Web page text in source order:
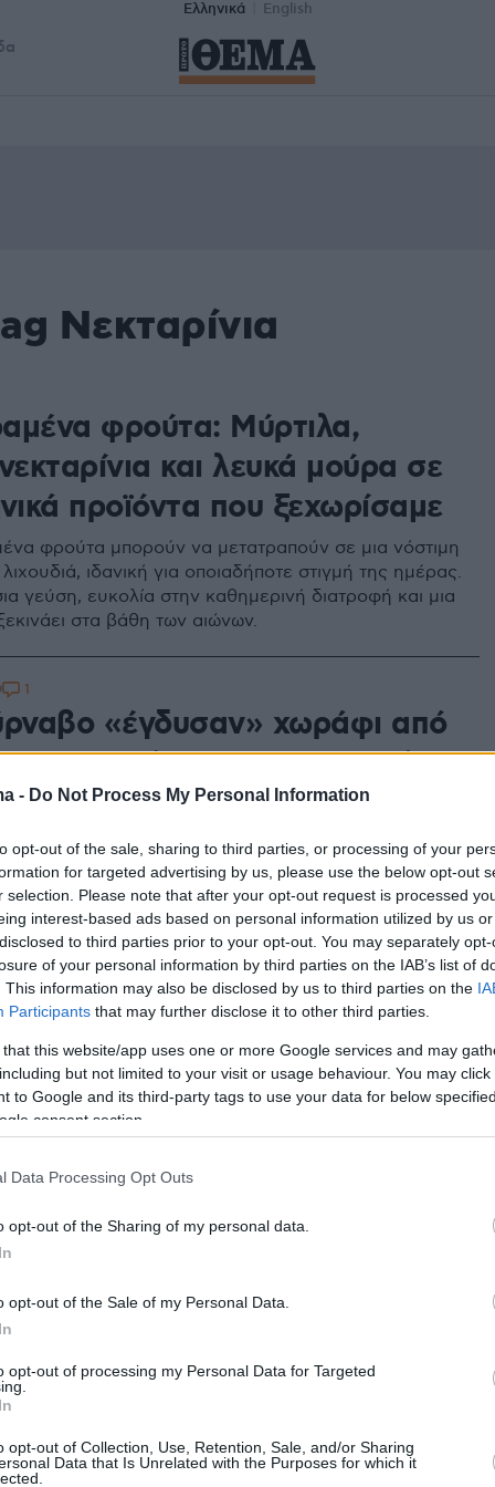
- Do Not Process My Personal Information
opt-out of the sale, sharing to third parties, or processing of your
for targeted advertising by us, please use the below opt-out
selection. Please note that after your opt-out request is processed
interest-based ads based on personal information utilized by us
to third parties prior to your opt-out. You may separately
of your personal information by third parties on the IAB’s list of
This information may also be disclosed by us to third parties on the
Participants that may further disclose it to other third parties.
that this website/app uses one or more Google services and may
but not limited to your visit or usage behaviour. You may
to Google and its third-party tags to use your data for below
consent section.
Data Processing Opt Outs
opt-out of the Sharing of my personal data.
opt-out of the Sale of my Personal Data.
opt-out of processing my Personal Data for Targeted
opt-out of Collection, Use, Retention, Sale, and/or Sharing
Data that Is Unrelated with the Purposes for which it
Ελληνικά English
Νεκταρίνια
φρούτα: Μύρτιλα,
και λευκά μούρα σε
προϊόντα που ξεχωρίσαμε
φρούτα μπορούν να μετατραπούν σε μια νόστιμη
λιχουδιά, ιδανική για οποιαδήποτε στιγμή της ημέρας.
γεύση, ευκολία στην καθημερινή διατροφή και μια
στα βάθη των αιώνων.
«έγδυσαν» χωράφι από
νεκταρίνια - 10.000 ευρώ η
τον αγρότη
κλείσει συμφωνία με αγοραστή για να πουλήσει τη
επρόκειτο να αρχίσει άμεσα τη συγκομιδή της
1
26.500 στρέμματα
ροδάκινα, νεκταρίνια,
και δαμάσκηνα σε περιοχές
μεγαλύτερο πρόβλημα - Το φαινόμενο της
1
με νεκταρίνια
και αρωματικό γλυκό του καλοκαιριού, ιδανικό
τις ζεστές μέρες της θερινής ραστώνης. Το
και το αποτέλεσμα ολοκληρώνει εντυπωσιακά το
τραπέζι.